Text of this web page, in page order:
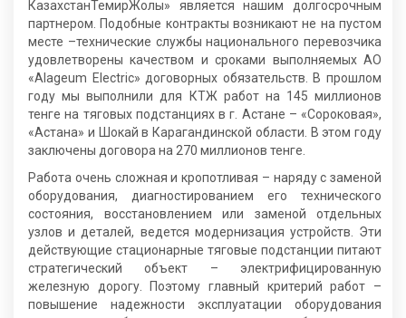
КазахстанТемирЖолы» является нашим долгосрочным
партнером. Подобные контракты возникают не на пустом
месте –технические службы национального перевозчика
удовлетворены качеством и сроками выполняемых АО
«Alageum Electric» договорных обязательств. В прошлом
году мы выполнили для КТЖ работ на 145 миллионов
тенге на тяговых подстанциях в г. Астане – «Сороковая»,
«Астана» и Шокай в Карагандинской области. В этом году
заключены договора на 270 миллионов тенге.
Работа очень сложная и кропотливая – наряду с заменой
оборудования, диагностированием его технического
состояния, восстановлением или заменой отдельных
узлов и деталей, ведется модернизация устройств. Эти
действующие стационарные тяговые подстанции питают
стратегический объект – электрифицированную
железную дорогу. Поэтому главный критерий работ –
повышение надежности эксплуатации оборудования